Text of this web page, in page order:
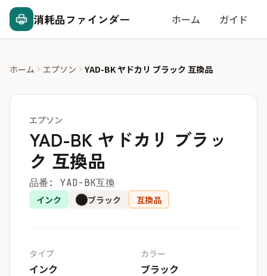
消耗品ファインダー ホーム ガイド
ホーム エプソン YAD-BK ヤドカリ ブラック 互換品
エプソン
YAD-BK ヤドカリ ブラッ
ク 互換品
品番: YAD-BK互換
インク ブラック 互換品
タイプ
インク
カラー
ブラック